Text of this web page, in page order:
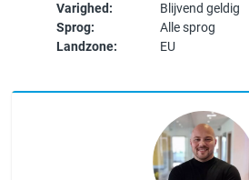
Varighed:
Blijvend geldig
Sprog:
Alle sprog
Landzone:
EU